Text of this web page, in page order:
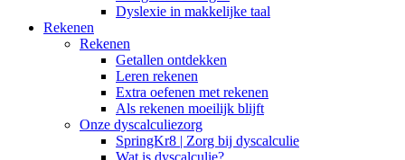
Dyslexie in makkelijke taal
Rekenen
Rekenen
Getallen ontdekken
Leren rekenen
Extra oefenen met rekenen
Als rekenen moeilijk blijft
Onze dyscalculiezorg
SpringKr8 | Zorg bij dyscalculie